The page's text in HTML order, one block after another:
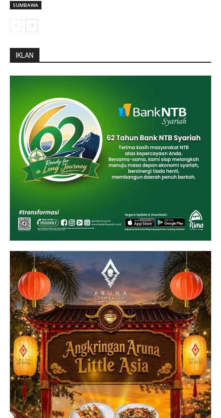
SUMBAWA
IKLAN